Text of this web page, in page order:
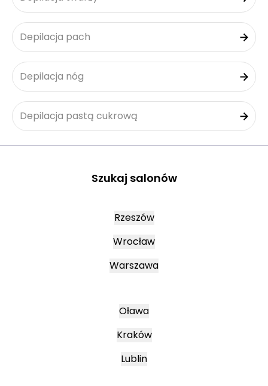
Depilacja pach
Depilacja nóg
Depilacja pastą cukrową
Szukaj salonów
Rzeszów
Wrocław
Warszawa
Oława
Kraków
Lublin